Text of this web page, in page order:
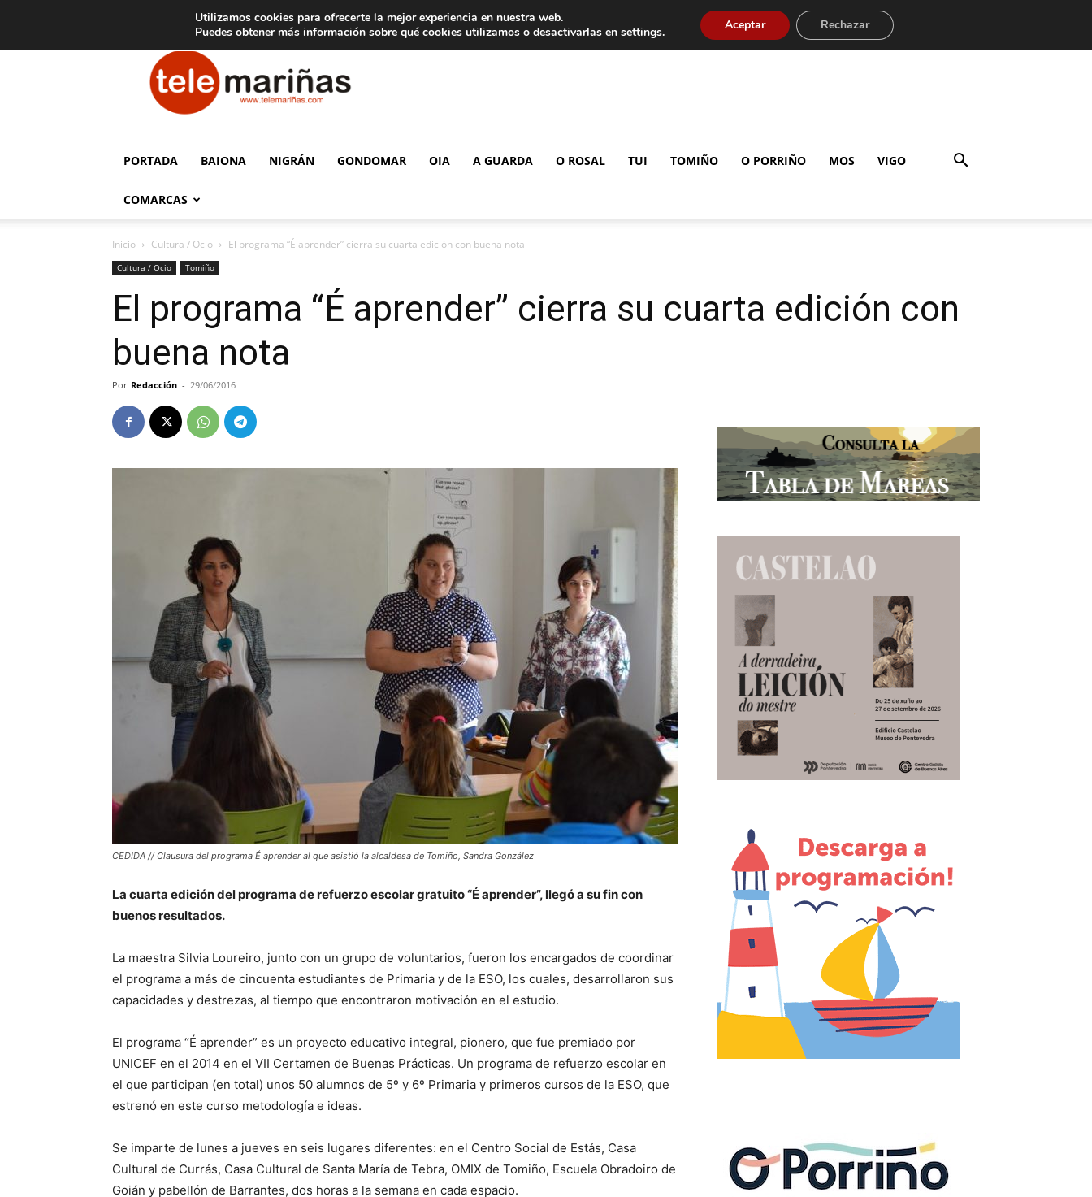
Aviso legal Tarifas de publicidad
Telemariñas
PORTADA BAIONA NIGRÁN GONDOMAR OIA A GUARDA O ROSAL TUI TOMIÑO O PORRIÑO MOS VIGO
COMARCAS
Inicio Cultura / Ocio El programa “É aprender” cierra su cuarta edición con buena nota
Cultura / Ocio Tomiño
El programa “É aprender” cierra su cuarta edición con
buena nota
Por Redacción - 29/06/2016
CEDIDA // Clausura del programa É aprender al que asistió la alcaldesa de Tomiño, Sandra González
La cuarta edición del programa de refuerzo escolar gratuito “É aprender”, llegó a su fin con
buenos resultados.
La maestra Silvia Loureiro, junto con un grupo de voluntarios, fueron los encargados de coordinar
el programa a más de cincuenta estudiantes de Primaria y de la ESO, los cuales, desarrollaron sus
capacidades y destrezas, al tiempo que encontraron motivación en el estudio.
El programa “É aprender” es un proyecto educativo integral, pionero, que fue premiado por
UNICEF en el 2014 en el VII Certamen de Buenas Prácticas. Un programa de refuerzo escolar en
el que participan (en total) unos 50 alumnos de 5º y 6º Primaria y primeros cursos de la ESO, que
estrenó en este curso metodología e ideas.
Se imparte de lunes a jueves en seis lugares diferentes: en el Centro Social de Estás, Casa
Cultural de Currás, Casa Cultural de Santa María de Tebra, OMIX de Tomiño, Escuela Obradoiro de
Goián y pabellón de Barrantes, dos horas a la semana en cada espacio.
Utilizamos cookies para ofrecerte la mejor experiencia en nuestra web.
Puedes obtener más información sobre qué cookies utilizamos o desactivarlas en settings. Aceptar Rechazar